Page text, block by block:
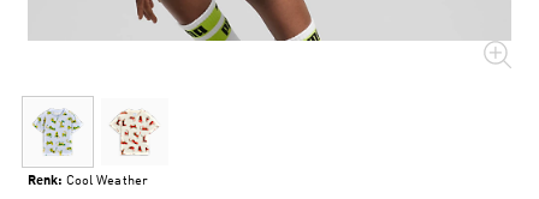
Renk: Cool Weather